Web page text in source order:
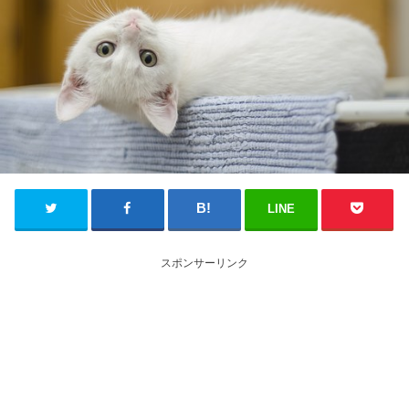
LINE
スポンサーリンク